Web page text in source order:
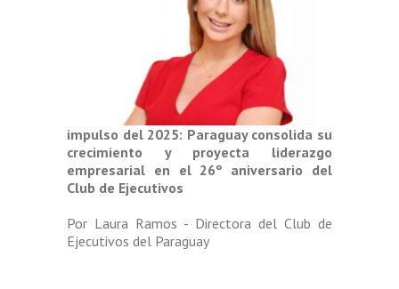
impulso del 2025: Paraguay consolida su
crecimiento y proyecta liderazgo
empresarial en el 26º aniversario del
Club de Ejecutivos
Por Laura Ramos - Directora del Club de
Ejecutivos del Paraguay